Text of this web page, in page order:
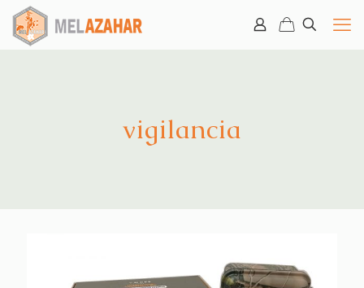
vigilancia